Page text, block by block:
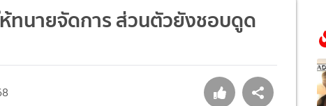
ทนายจัดการ ส่วนตัวยังชอบดูด